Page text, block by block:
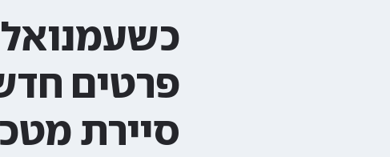
כשעמנואל
פרטים
סיירת